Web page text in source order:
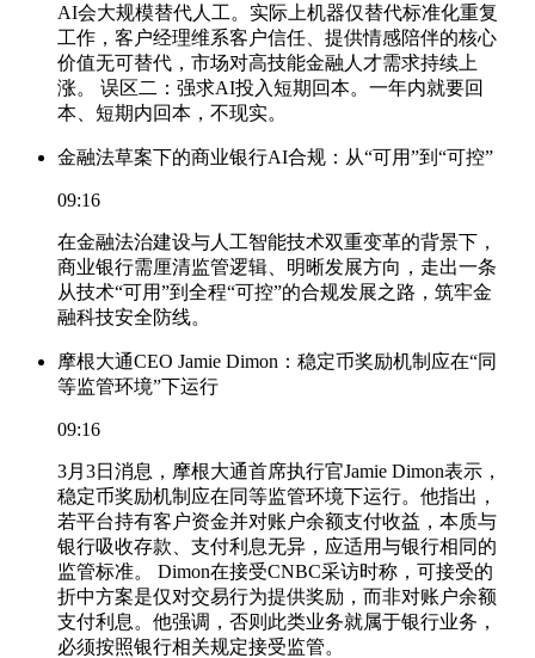
AI会大规模替代人工。实际上机器仅替代标准化重复
工作，客户经理维系客户信任、提供情感陪伴的核心
价值无可替代，市场对高技能金融人才需求持续上
涨。 误区二：强求AI投入短期回本。一年内就要回
本、短期内回本，不现实。
金融法草案下的商业银行AI合规：从“可用”到“可控”
09:16
在金融法治建设与人工智能技术双重变革的背景下，
商业银行需厘清监管逻辑、明晰发展方向，走出一条
从技术“可用”到全程“可控”的合规发展之路，筑牢金
融科技安全防线。
摩根大通CEO Jamie Dimon：稳定币奖励机制应在“同
等监管环境”下运行
09:16
3月3日消息，摩根大通首席执行官Jamie Dimon表示，
稳定币奖励机制应在同等监管环境下运行。他指出，
若平台持有客户资金并对账户余额支付收益，本质与
银行吸收存款、支付利息无异，应适用与银行相同的
监管标准。 Dimon在接受CNBC采访时称，可接受的
折中方案是仅对交易行为提供奖励，而非对账户余额
支付利息。他强调，否则此类业务就属于银行业务，
必须按照银行相关规定接受监管。